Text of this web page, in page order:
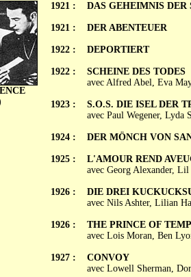
1921 :
1921 :
1922 :
1922 :
1923 :
1924 :
1925 :
1926 :
1926 :
1927 :
DAS GEHEIMNIS DER
DER ABENTEUER
DEPORTIERT
SCHEINE DES TODES
avec Alfred Abel, Eva
S.O.S. DIE ISEL DER
avec Paul Wegener,
DER MÖNCH VON
L'AMOUR REND
avec Georg Alexander,
DIE DREI
avec Nils Ashter, Lilian
THE PRINCE OF
avec Lois Moran, Ben
CONVOY
avec Lowell Sherman,